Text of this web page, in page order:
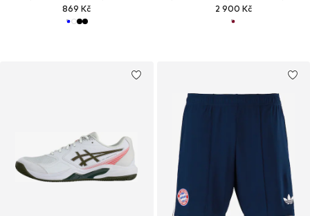
869 Kč 2 900 Kč